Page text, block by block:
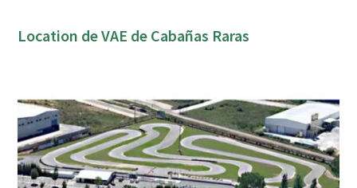
Location de VAE de Cabañas Raras